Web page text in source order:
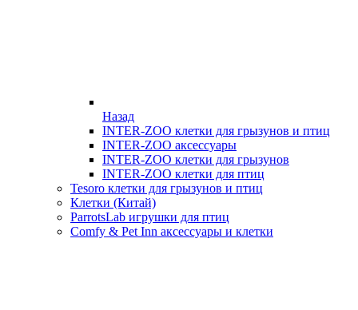
Назад
INTER-ZOO клетки для грызунов и птиц
INTER-ZOO аксессуары
INTER-ZOO клетки для грызунов
INTER-ZOO клетки для птиц
Tesoro клетки для грызунов и птиц
Клетки (Китай)
ParrotsLab игрушки для птиц
Comfy & Pet Inn аксессуары и клетки